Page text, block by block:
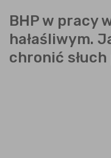
BHP w pracy
hałaśliwym.
chronić